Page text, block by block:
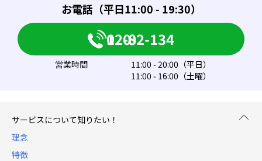
お電話（平日11:00 - 19:30）
0120-082-134
営業時間
11:00 - 20:00（平日）
11:00 - 16:00（土曜）
サービスについて知りたい！
理念
特徴